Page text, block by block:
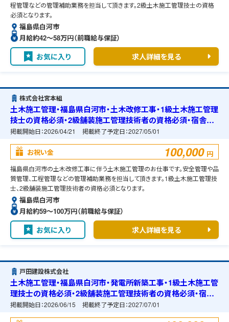
程管理などの管理補助業務を担当して頂きます。2級土木施工管理技士の資格
必須となります。
福島県白河市
月給約42〜58万円（前職給与保証）
お気に入り 求人詳細を見る
株式会社宮本組
土木施工管理・福島県白河市・土木改修工事・1級土木施工管理
技士の資格必須・2級舗装施工管理技術者の資格必須・宿舎の
準備可能
掲載開始日：2026/04/21 掲載終了予定日：2027/05/01
お祝い金 100,000 円
福島県白河市の土木改修工事に伴う土木施工管理のお仕事です。安全管理や品
質管理、工程管理などの管理補助業務を担当して頂きます。1級土木施工管理技
士、2級舗装施工管理技術者の資格必須となります。
福島県白河市
月給約59〜100万円（前職給与保証）
お気に入り 求人詳細を見る
戸田建設株式会社
土木施工管理・福島県白河市・発電所新築工事・1級土木施工管
理技士の資格必須・2級舗装施工管理技術者の資格必須・宿舎
の準備可能
掲載開始日：2026/06/15 掲載終了予定日：2027/07/01